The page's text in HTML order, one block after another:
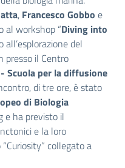
, Francesco Gobbo e
al workshop “Diving into
all’esplorazione del
presso il Centro
Scuola per la diffusione
di tre ore, è stato
di Biologia
e ha previsto il
e la loro
collegato a